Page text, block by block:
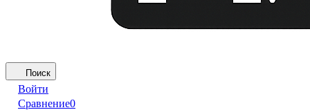
Поиск
Войти
Сравнение0